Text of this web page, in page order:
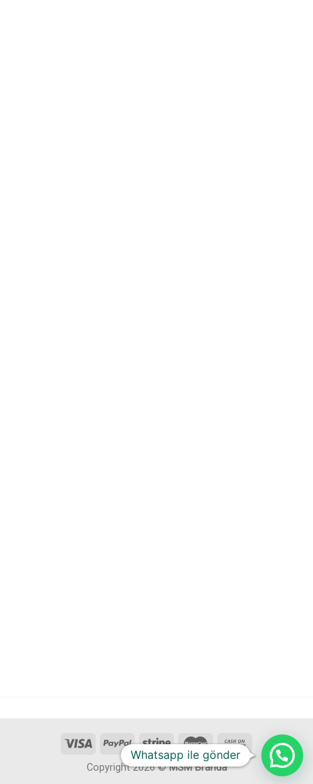
Copyright 2026 ©MSM Branda
Whatsapp ile gönder